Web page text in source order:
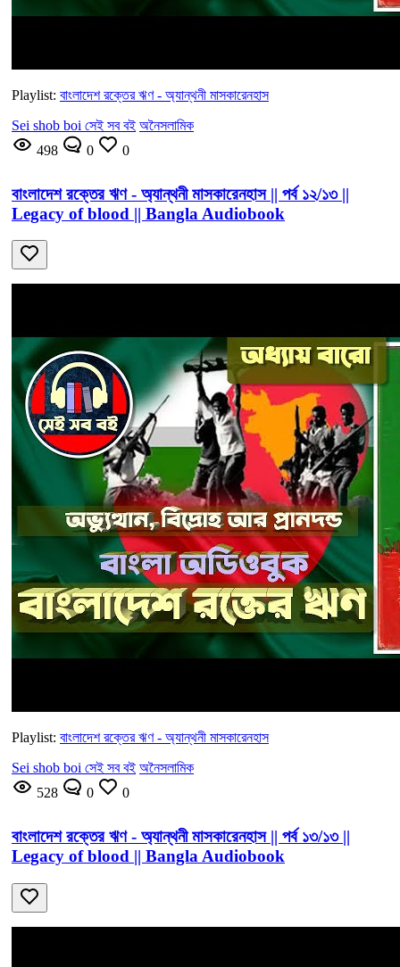
Playlist: বাংলাদেশ রক্তের ঋণ - অ্যান্থনী মাসকারেনহাস
Sei shob boi সেই সব বই অনৈসলামিক
498
0 0
বাংলাদেশ রক্তের ঋণ - অ্যান্থনী মাসকারেনহাস || পর্ব ১২/১৩ ||
Legacy of blood || Bangla Audiobook
Playlist: বাংলাদেশ রক্তের ঋণ - অ্যান্থনী মাসকারেনহাস
Sei shob boi সেই সব বই অনৈসলামিক
528
0 0
বাংলাদেশ রক্তের ঋণ - অ্যান্থনী মাসকারেনহাস || পর্ব ১৩/১৩ ||
Legacy of blood || Bangla Audiobook